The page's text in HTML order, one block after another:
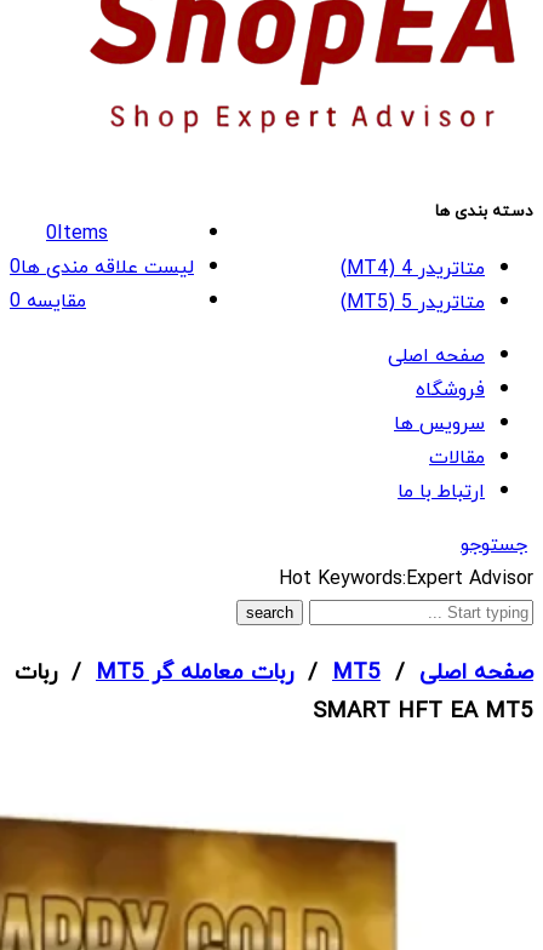
0Items
لیست علاقه مندی ها0
مقایسه0
دسته بندی ها
متاتریدر 4 (MT4)
متاتریدر 5 (MT5)
صفحه اصلی
فروشگاه
سرویس ها
مقالات
ارتباط با ما
جستوجو
What
are
looking
for?
Hot Keywords:Expert Advisor
صفحه اصلی /
MT5
/ربات معامله گر MT5
/ ربات
SMART HFT EA MT5